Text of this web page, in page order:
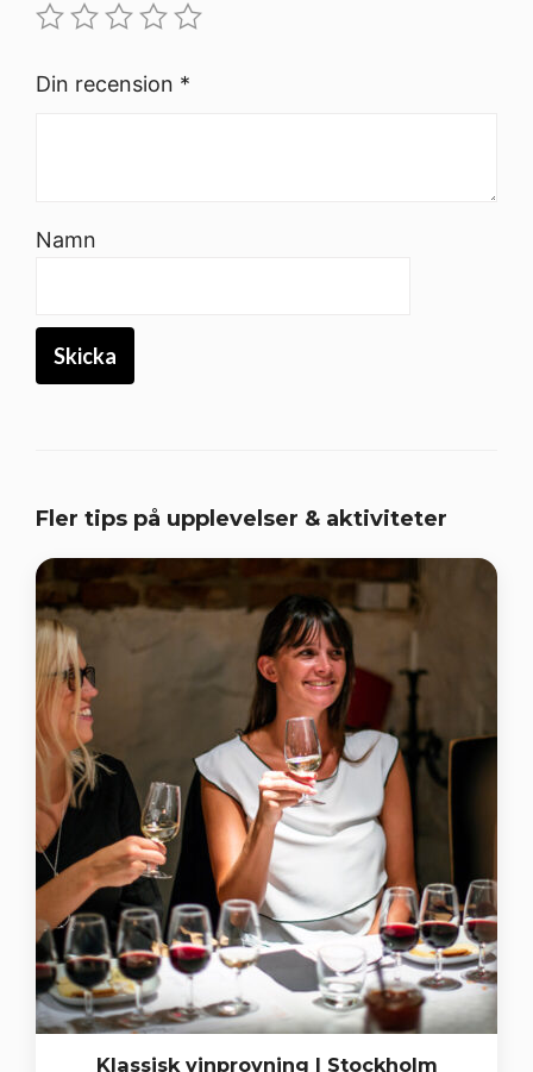
Din recension *
Namn
Fler tips på upplevelser & aktiviteter
Klassisk vinprovning | Stockholm